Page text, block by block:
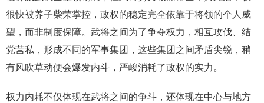
很快被养子柴荣掌控，政权的稳定完全依靠于将领的个人威
望，而非制度保障。武将之间为了争夺权力，相互攻伐、结
党营私，形成不同的军事集团，这些集团之间矛盾尖锐，稍
有风吹草动便会爆发内斗，严峻消耗了政权的实力。
权力内耗不仅体现在武将之间的争斗，还体现在中心与地方